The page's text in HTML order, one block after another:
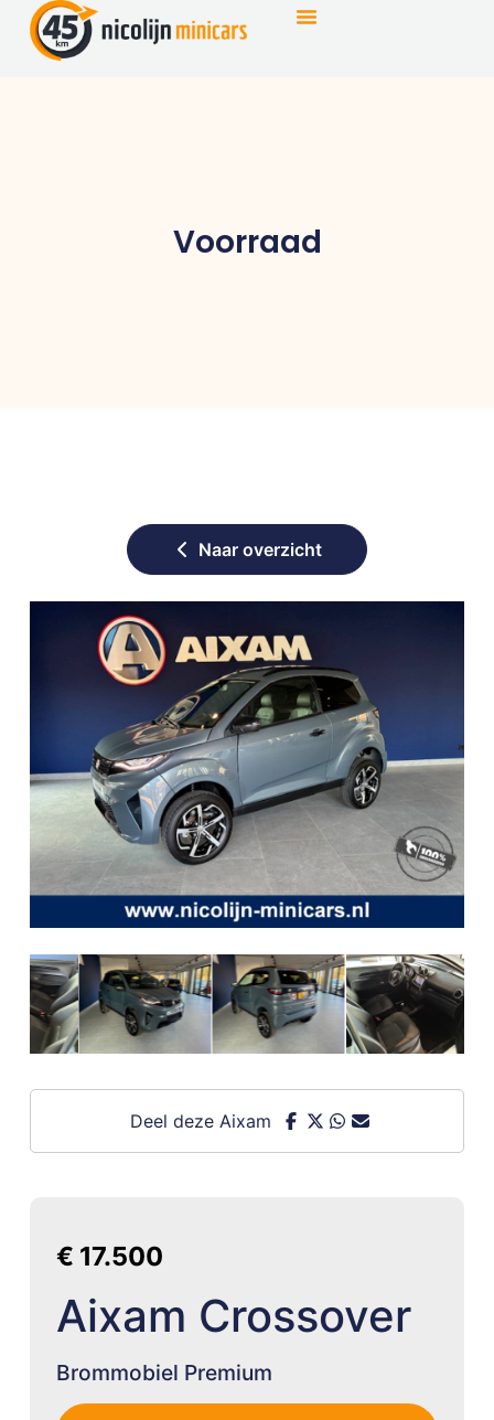
Voorraad
Naar overzicht
Deel deze Aixam
€ 17.500
Aixam Crossover
Brommobiel Premium